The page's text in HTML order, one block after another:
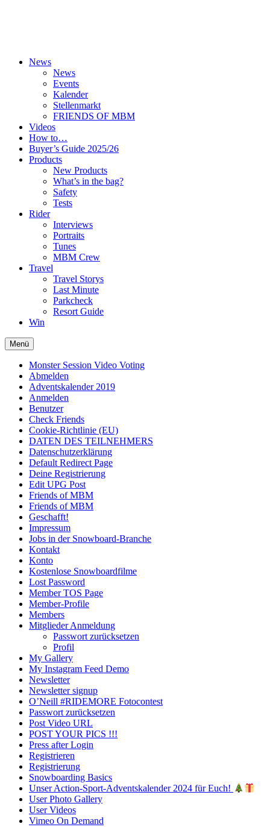
News
News
Events
Kalender
Stellenmarkt
FRIENDS OF MBM
Videos
How to…
Buyer’s Guide 2025/26
Products
New Products
What’s in the bag?
Safety
Tests
Rider
Interviews
Portraits
Tunes
MBM Crew
Travel
Travel Storys
Last Minute
Parkcheck
Resort Guide
Win
Menü
Monster Session Video Voting
Abmelden
Adventskalender 2019
Anmelden
Benutzer
Check Friends
Cookie-Richtlinie (EU)
DATEN DES TEILNEHMERS
Datenschutzerklärung
Default Redirect Page
Deine Registrierung
Edit UPG Post
Friends of MBM
Friends of MBM
Geschafft!
Impressum
Jobs in der Snowboard-Branche
Kontakt
Konto
Kostenlose Snowboardfilme
Lost Password
Member TOS Page
Member-Profile
Members
Mitglieder Anmeldung
Passwort zurücksetzen
Profil
My Gallery
My Instagram Feed Demo
Newsletter
Newsletter signup
O’Neill #RIDEMORE Fotocontest
Passwort zurücksetzen
Post Video URL
POST YOUR PICS !!!
Press after Login
Registrieren
Registrierung
Snowboarding Basics
Unser Action-Sport-Adventskalender 2024 für Euch!
User Photo Gallery
User Videos
Vimeo On Demand